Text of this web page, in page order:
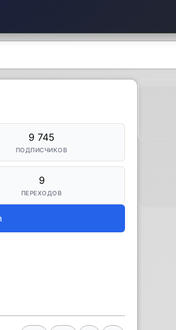
9 745
ПОДПИСЧИКОВ
9
ПЕРЕХОДОВ